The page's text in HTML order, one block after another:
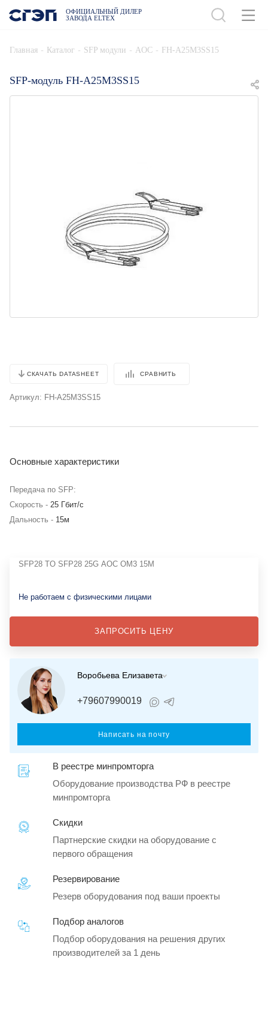
ОФИЦИАЛЬНЫЙ ДИЛЕР
ЗАВОДА ELTEX
Главная - Каталог - SFP модули - AOC - FH-A25M3SS15
SFP-модуль FH-A25M3SS15
СКАЧАТЬ DATASHEET СРАВНИТЬ
Артикул: FH-A25M3SS15
Основные характеристики
Передача по SFP:
Скорость - 25 Гбит/с
Дальность - 15м
SFP28 TO SFP28 25G AOC OM3 15M
Не работаем с физическими лицами
ЗАПРОСИТЬ ЦЕНУ
Воробьева Елизавета
+79607990019
Написать на почту
В реестре минпромторга
Оборудование производства РФ в реестре
минпромторга
Скидки
Партнерские скидки на оборудование с
первого обращения
Резервирование
Резерв оборудования под ваши проекты
Подбор аналогов
Подбор оборудования на решения других
производителей за 1 день